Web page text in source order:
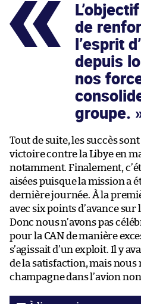
de
l’esprit
depuis
nos
groupe.
Tout de suite, les succès
victoire contre la Libye en
notamment. Finalement,
aisées puisque la mission a
dernière journée. À la
avec six points d’avance
Donc nous n’avons pas
pour la CAN de manière
s’agissait d’un exploit. Il y
de la satisfaction, mais nous
champagne dans l’avion